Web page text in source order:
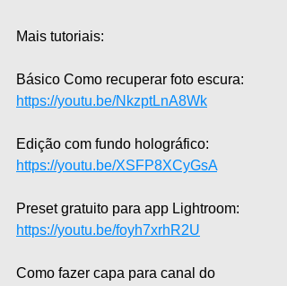
Mais tutoriais:
Básico Como recuperar foto escura:
https://youtu.be/NkzptLnA8Wk
Edição com fundo holográfico:
https://youtu.be/XSFP8XCyGsA
Preset gratuito para app Lightroom:
https://youtu.be/foyh7xrhR2U
Como fazer capa para canal do